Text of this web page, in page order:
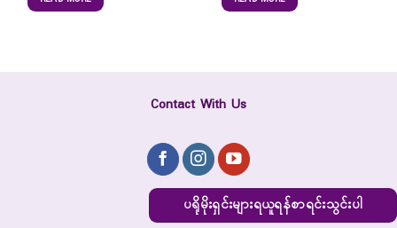
Contact With Us
ပရိုမိုးရှင်းများရယူရန်စာရင်းသွင်းပါ